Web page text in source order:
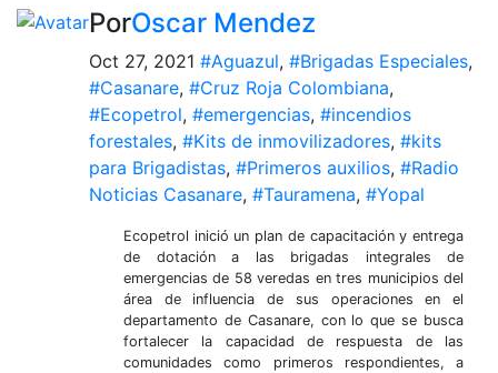
PorOscar Mendez
Oct 27, 2021 #Aguazul, #Brigadas Especiales,
#Casanare, #Cruz Roja Colombiana,
#Ecopetrol, #emergencias, #incendios
forestales, #Kits de inmovilizadores, #kits
para Brigadistas, #Primeros auxilios, #Radio
Noticias Casanare, #Tauramena, #Yopal
Ecopetrol inició un plan de capacitación y entrega
de dotación a las brigadas integrales de
emergencias de 58 veredas en tres municipios del
área de influencia de sus operaciones en el
departamento de Casanare, con lo que se busca
fortalecer la capacidad de respuesta de las
comunidades como primeros respondientes, a